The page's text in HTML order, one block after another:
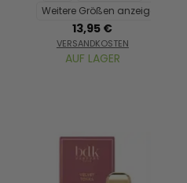
Weitere Größen anzeigen...
13,95 €
VERSANDKOSTEN
AUF LAGER